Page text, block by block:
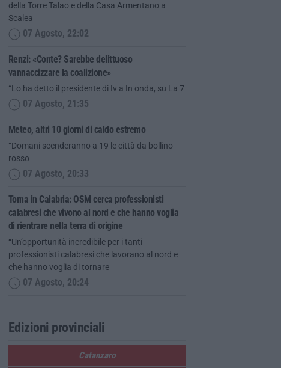
della Torre Talao e della Casa Armentano a
Scalea
07 Agosto, 22:02
Renzi: «Conte? Sarebbe delittuoso
vannaccizzare la coalizione»
“Lo ha detto il presidente di Iv a In onda, su La 7
07 Agosto, 21:35
Meteo, altri 10 giorni di caldo estremo
“Domani scenderanno a 19 le città da bollino
rosso
07 Agosto, 20:33
Torna in Calabria: OSM cerca professionisti
calabresi che vivono al nord e che hanno voglia
di rientrare nella terra di origine
“Un’opportunità incredibile per i tanti
professionisti calabresi che lavorano al nord e
che hanno voglia di tornare
07 Agosto, 20:24
Edizioni provinciali
Catanzaro